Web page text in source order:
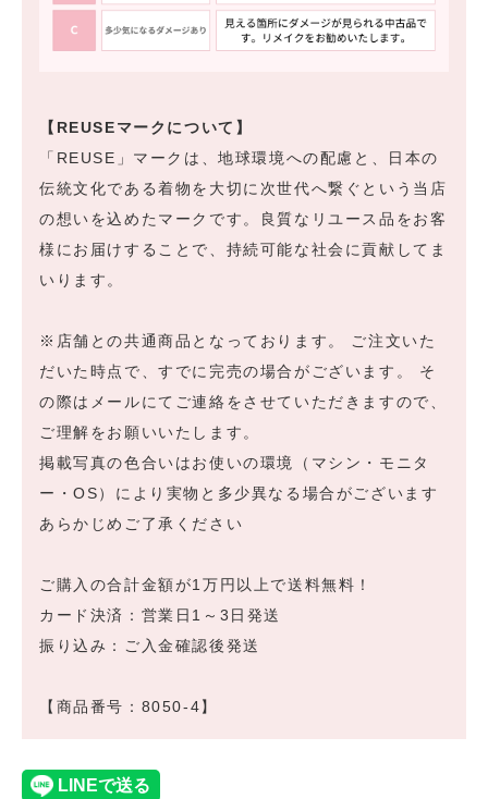
【REUSEマークについて】
「REUSE」マークは、地球環境への配慮と、日本の
伝統文化である着物を大切に次世代へ繋ぐという当店
の想いを込めたマークです。良質なリユース品をお客
様にお届けすることで、持続可能な社会に貢献してま
いります。
※店舗との共通商品となっております。 ご注文いた
だいた時点で、すでに完売の場合がございます。 そ
の際はメールにてご連絡をさせていただきますので、
ご理解をお願いいたします。
掲載写真の色合いはお使いの環境（マシン・モニタ
ー・OS）により実物と多少異なる場合がございます
あらかじめご了承ください
ご購入の合計金額が1万円以上で送料無料！
カード決済：営業日1～3日発送
振り込み：ご入金確認後発送
【商品番号：8050-4】